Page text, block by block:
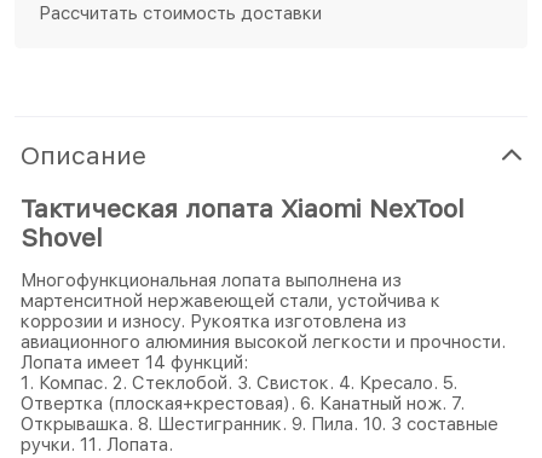
Рассчитать стоимость доставки
Описание
Тактическая лопата Xiaomi NexTool
Shovel
Многофункциональная лопата выполнена из
мартенситной нержавеющей стали, устойчива к
коррозии и износу. Рукоятка изготовлена ​​из
авиационного алюминия высокой легкости и прочности.
Лопата имеет 14 функций:
1. Компас. 2. Стеклобой. 3. Свисток. 4. Кресало. 5.
Отвертка (плоская+крестовая). 6. Канатный нож. 7.
Открывашка. 8. Шестигранник. 9. Пила. 10. 3 составные
ручки. 11. Лопата.